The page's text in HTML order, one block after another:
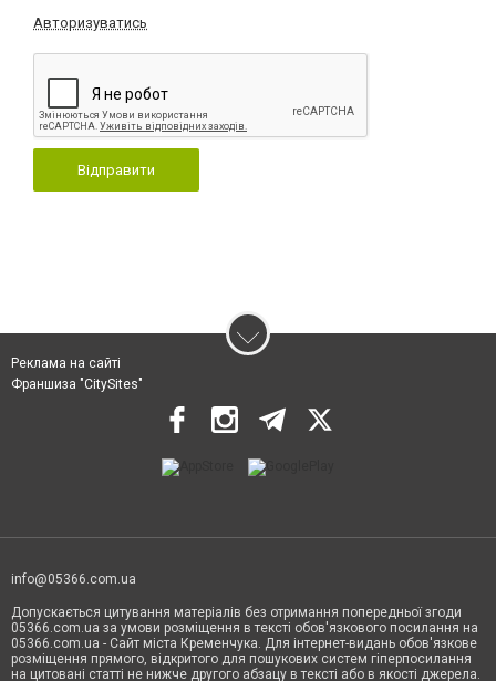
Авторизуватись
Відправити
Реклама на сайті
Франшиза "CitySites"
info@05366.com.ua
Допускається цитування матеріалів без отримання попередньої згоди
05366.com.ua за умови розміщення в тексті обов'язкового посилання на
05366.com.ua - Сайт міста Кременчука. Для інтернет-видань обов'язкове
розміщення прямого, відкритого для пошукових систем гіперпосилання
на цитовані статті не нижче другого абзацу в тексті або в якості джерела.